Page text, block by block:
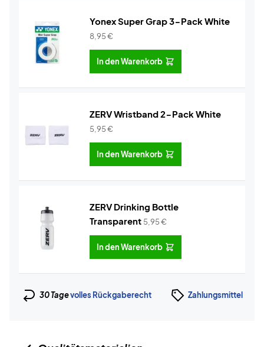
Yonex Super Grap 3-Pack White
8,95€
In den Warenkorb
ZERV Wristband 2-Pack White
5,95€
In den Warenkorb
ZERV Drinking Bottle
Transparent 5,95€
In den Warenkorb
30 Tagevolles Rückgaberecht Zahlungsmittel